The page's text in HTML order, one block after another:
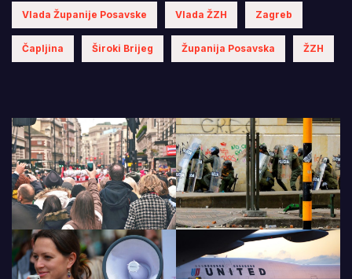
Vlada Županije Posavske Vlada ŽZH Zagreb
Čapljina Široki Brijeg Županija Posavska ŽZH